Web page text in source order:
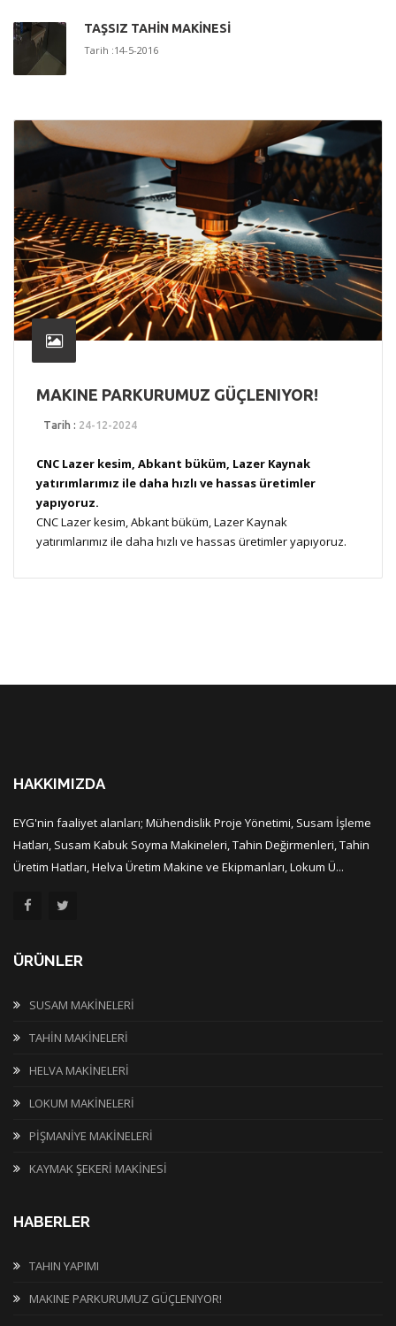
TAŞSIZ TAHİN MAKİNESİ
Tarih :14-5-2016
MAKINE PARKURUMUZ GÜÇLENIYOR!
Tarih : 24-12-2024
CNC Lazer kesim, Abkant büküm, Lazer Kaynak
yatırımlarımız ile daha hızlı ve hassas üretimler
yapıyoruz.
CNC Lazer kesim, Abkant büküm, Lazer Kaynak
yatırımlarımız ile daha hızlı ve hassas üretimler yapıyoruz.
HAKKIMIZDA
EYG'nin faaliyet alanları; Mühendislik Proje Yönetimi, Susam İşleme
Hatları, Susam Kabuk Soyma Makineleri, Tahin Değirmenleri, Tahin
Üretim Hatları, Helva Üretim Makine ve Ekipmanları, Lokum Ü...
ÜRÜNLER
SUSAM MAKİNELERİ
TAHİN MAKİNELERİ
HELVA MAKİNELERİ
LOKUM MAKİNELERİ
PİŞMANİYE MAKİNELERİ
KAYMAK ŞEKERİ MAKİNESİ
HABERLER
TAHIN YAPIMI
MAKINE PARKURUMUZ GÜÇLENIYOR!